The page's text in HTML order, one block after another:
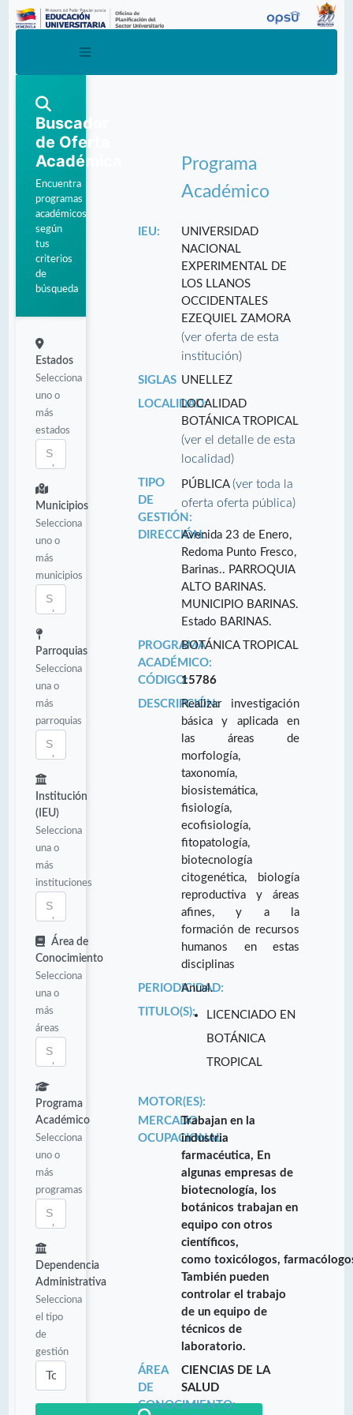
Buscador
de Oferta
Académica
Encuentra
programas
académicos
según
tus
criterios
de
búsqueda
Estados
Selecciona
uno o
más
estados
Municipios
Selecciona
uno o
más
municipios
Parroquias
Selecciona
una o
más
parroquias
Institución
(IEU)
Selecciona
una o
más
instituciones
Área de
Conocimiento
Selecciona
una o
más
áreas
Programa
Académico
Selecciona
uno o
más
programas
Dependencia
Administrativa
Selecciona
el tipo
de
gestión
Programa
Académico
IEU:
UNIVERSIDAD
NACIONAL
EXPERIMENTAL DE
LOS LLANOS
OCCIDENTALES
EZEQUIEL ZAMORA
(ver oferta de esta
institución)
SIGLAS UNELLEZ
LOCALIDAD:LOCALIDAD
BOTÁNICA TROPICAL
(ver el detalle de esta
localidad)
TIPO
DE
GESTIÓN:
PÚBLICA(ver toda la
oferta oferta pública)
DIRECCIÓN:Avenida 23 de Enero,
Redoma Punto Fresco,
Barinas.. PARROQUIA
ALTO BARINAS.
MUNICIPIO BARINAS.
Estado BARINAS.
PROGRAMA
ACADÉMICO:
BOTÁNICA TROPICAL
CÓDIGO:15786
DESCRIPCIÓN:Realizar investigación
básica y aplicada en
las áreas de
morfología,
taxonomía,
biosistemática,
fisiología,
ecofisiología,
fitopatología,
biotecnología
citogenética, biología
reproductiva y áreas
afines, y a la
formación de recursos
humanos en estas
disciplinas
PERIODICIDAD:
Anual.
TITULO(S):
LICENCIADO EN
BOTÁNICA
TROPICAL
MOTOR(ES):
MERCADO
OCUPACIONAL:
Trabajan en la
industria
farmacéutica, En
algunas empresas de
biotecnología, los
botánicos trabajan en
equipo con otros
científicos,
como toxicólogos,
También pueden
controlar el trabajo
de un equipo de
técnicos de
laboratorio.
ÁREA
DE
CONOCIMIENTO:
CIENCIAS DE LA
SALUD